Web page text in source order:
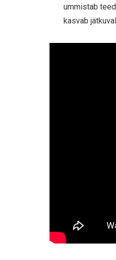
ummistab
kasvab